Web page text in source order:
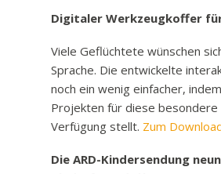
Digitaler Werkzeugkoffer
Viele Geflüchtete wünschen
Sprache. Die entwickelte
noch ein wenig einfacher,
Projekten für diese
Verfügung stellt. Zum
Die ARD-Kindersendung